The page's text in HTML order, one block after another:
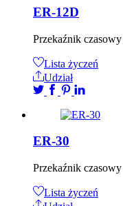
ER-12D
Przekaźnik
Lista życzeń
Udział
ER-30
Przekaźnik
Lista życzeń